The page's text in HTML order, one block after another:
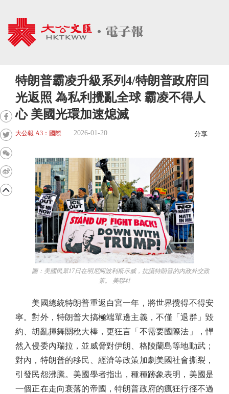
特朗普霸凌升級系列4/特朗普政府回
光返照 為私利攪亂全球 霸凌不得人
心 美國光環加速熄滅
大公報 A3：國際 2026-01-20 分享
圖：美國民眾17日在明尼阿波利斯示威，抗議特朗普的內政外交政
策。 美聯社
美國總統特朗普重返白宮一年，將世界攪得不得安
寧。對外，特朗普大搞極端單邊主義，不僅「退群」毀
約、胡亂揮舞關稅大棒，更狂言「不需要國際法」，悍
然入侵委內瑞拉，並威脅對伊朗、格陵蘭島等地動武；
對內，特朗普的移民、經濟等政策加劇美國社會撕裂，
引發民怨沸騰。美國學者指出，種種跡象表明，美國是
一個正在走向衰落的帝國，特朗普政府的瘋狂行徑不過